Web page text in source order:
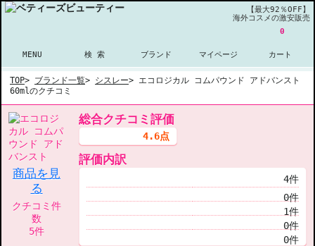
【最大92％OFF】
海外コスメの激安販売
MENU 検 索 ブランド マイページ
0
カート
TOP> ブランド一覧> シスレー> エコロジカル コムパウンド アドバンスト
60mlのクチコミ
商品を見
る
クチコミ件
数
5件
総合クチコミ評価
4.6点
評価内訳
4件
0件
1件
0件
0件